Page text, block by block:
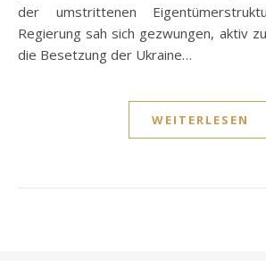
der umstrittenen
Regierung sah sich gezwungen, aktiv
die Besetzung der Ukraine…
WEITERLESEN